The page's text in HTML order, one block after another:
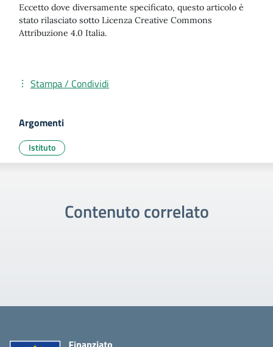
Eccetto dove diversamente specificato, questo articolo è
stato rilasciato sotto Licenza Creative Commons
Attribuzione 4.0 Italia.
Stampa / Condividi
Argomenti
Istituto
Contenuto correlato